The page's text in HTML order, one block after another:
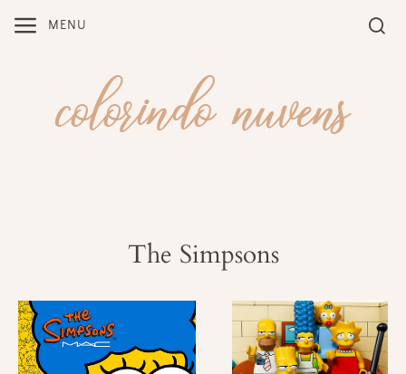
MENU
The Simpsons